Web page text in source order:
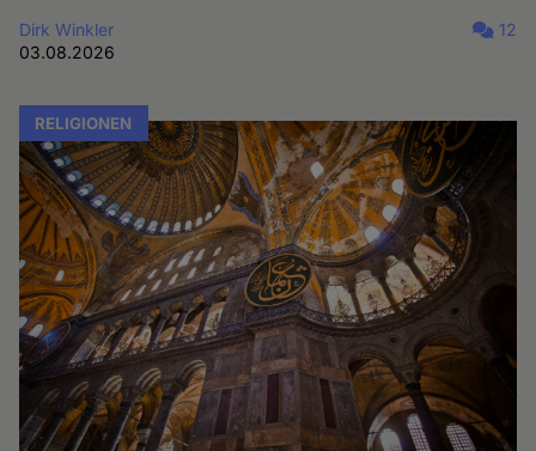
Dirk Winkler
03.08.2026
12
RELIGIONEN